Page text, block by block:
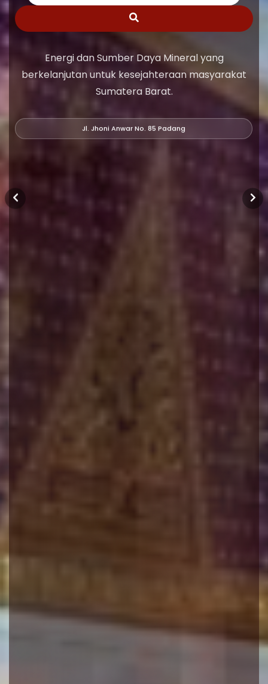
Energi dan Sumber Daya Mineral yang
berkelanjutan untuk kesejahteraan masyarakat
Sumatera Barat.
Jl. Jhoni Anwar No. 85 Padang